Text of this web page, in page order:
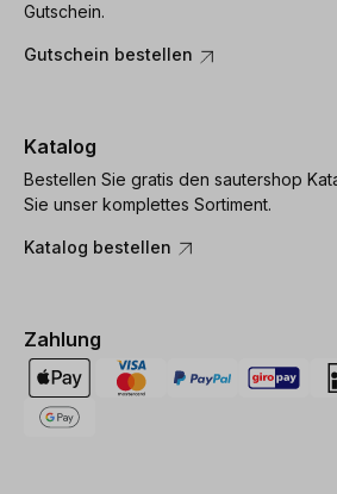
Gutschein.
Gutschein bestellen
Katalog
Bestellen Sie gratis den sautershop
Sie unser komplettes Sortiment.
Katalog bestellen
Zahlung